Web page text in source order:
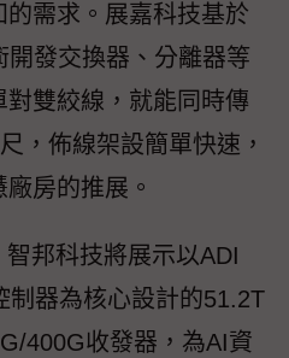
需求。展嘉科技基於
發交換器、分離器等
雙絞線，就能同時傳
，佈線架設簡單快速，
房的推展。
邦科技將展示以ADI
制器為核心設計的51.2T
400G收發器，為AI資